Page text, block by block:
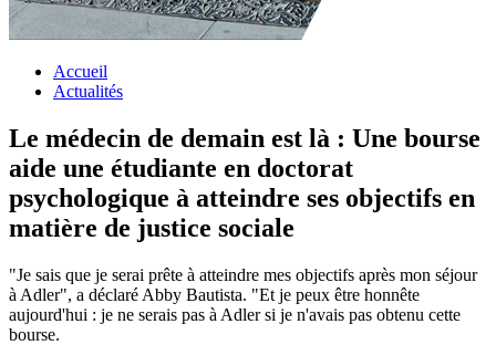
Accueil
Actualités
Le médecin de demain est là : Une bourse
aide une étudiante en doctorat
psychologique à atteindre ses objectifs en
matière de justice sociale
"Je sais que je serai prête à atteindre mes objectifs après mon séjour
à Adler", a déclaré Abby Bautista. "Et je peux être honnête
aujourd'hui : je ne serais pas à Adler si je n'avais pas obtenu cette
bourse.